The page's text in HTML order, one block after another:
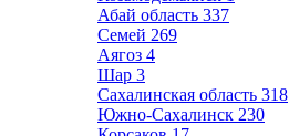
Абай область 337
Семей 269
Аягоз 4
Шар 3
Сахалинская область 318
Южно-Сахалинск 230